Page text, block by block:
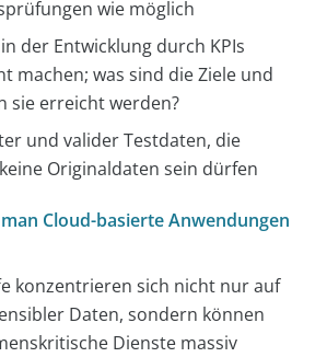
wie möglich
der Entwicklung durch KPIs
machen; was sind die Ziele und
sie erreicht werden?
und valider Testdaten, die
Originaldaten sein dürfen
Cloud-basierte Anwendungen
konzentrieren sich nicht nur auf
Daten, sondern können
Dienste massiv